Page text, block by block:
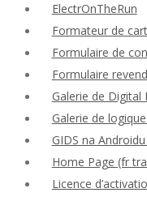
ElectrOnTheRun
Formateur de
Formulaire de
Formulaire
Galerie de Digital
Galerie de
GIDS na
Home Page (fr
Licence